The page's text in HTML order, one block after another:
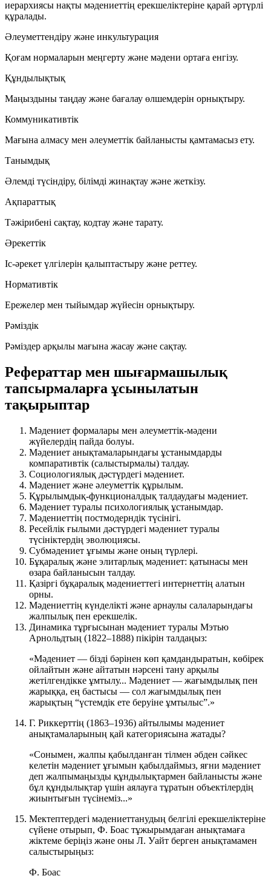
иерархиясы нақты мәдениеттің ерекшеліктеріне қарай әртүрлі
құралады.
Әлеуметтендіру және инкультурация
Қоғам нормаларын меңгерту және мәдени ортаға енгізу.
Құндылықтық
Маңыздыны таңдау және бағалау өлшемдерін орнықтыру.
Коммуникативтік
Мағына алмасу мен әлеуметтік байланысты қамтамасыз ету.
Танымдық
Әлемді түсіндіру, білімді жинақтау және жеткізу.
Ақпараттық
Тәжірибені сақтау, кодтау және тарату.
Әрекеттік
Іс-әрекет үлгілерін қалыптастыру және реттеу.
Нормативтік
Ережелер мен тыйымдар жүйесін орнықтыру.
Рәміздік
Рәміздер арқылы мағына жасау және сақтау.
Рефераттар мен шығармашылық
тапсырмаларға ұсынылатын
тақырыптар
Мәдениет формалары мен әлеуметтік-мәдени
жүйелердің пайда болуы.
Мәдениет анықтамаларындағы ұстанымдарды
компаративтік (салыстырмалы) талдау.
Социологиялық дәстүрдегі мәдениет.
Мәдениет және әлеуметтік құрылым.
Құрылымдық-функционалдық талдаудағы мәдениет.
Мәдениет туралы психологиялық ұстанымдар.
Мәдениеттің постмодерндік түсінігі.
Ресейлік ғылыми дәстүрдегі мәдениет туралы
түсініктердің эволюциясы.
Субмәдениет ұғымы және оның түрлері.
Бұқаралық және элитарлық мәдениет: қатынасы мен
өзара байланысын талдау.
Қазіргі бұқаралық мәдениеттегі интернеттің алатын
орны.
Мәдениеттің күнделікті және арнаулы салаларындағы
жалпылық пен ерекшелік.
Динамика тұрғысынан мәдениет туралы Мэтью
Арнольдтың (1822–1888) пікірін талдаңыз:
«Мәдениет — бізді бәрінен көп қамдандыратын, көбірек
ойлайтын және айтатын нәрсені тану арқылы
жетілгендікке ұмтылу... Мәдениет — жағымдылық пен
жарыққа, ең бастысы — сол жағымдылық пен
жарықтың “үстемдік ете беруіне ұмтылыс”.»
Г. Риккерттің (1863–1936) айтылымы мәдениет
анықтамаларының қай категориясына жатады?
«Сонымен, жалпы қабылданған тілмен әбден сәйкес
келетін мәдениет ұғымын қабылдаймыз, яғни мәдениет
деп жалпымаңызды құндылықтармен байланысты және
бұл құндылықтар үшін аялауға тұратын объектілердің
жиынтығын түсінеміз...»
Мектептердегі мәдениеттанудың белгілі ерекшеліктеріне
сүйене отырып, Ф. Боас тұжырымдаған анықтамаға
жіктеме беріңіз және оны Л. Уайт берген анықтамамен
салыстырыңыз:
Ф. Боас